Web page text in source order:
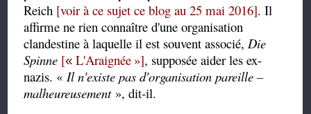
Reich [voir à ce sujet ce blog au 25 mai 2016]. Il
affirme ne rien connaître d'une organisation
clandestine à laquelle il est souvent associé, Die
Spinne [« L'Araignée »], supposée aider les ex-
nazis. « Il n'existe pas d'organisation pareille –
malheureusement», dit-il.